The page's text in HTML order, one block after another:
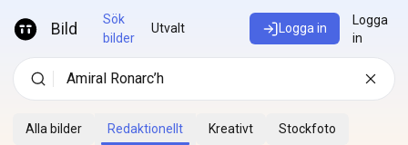
Bild
Sök
bilder
Utvalt Logga in
Logga
in
Alla bilder Redaktionellt Kreativt Stockfoto